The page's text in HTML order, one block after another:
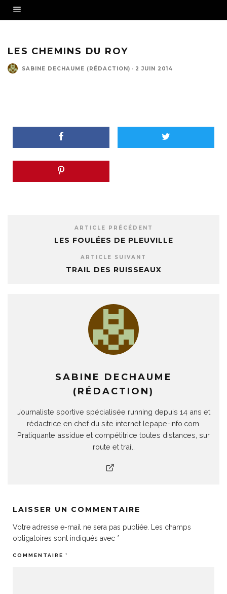
LES CHEMINS DU ROY
SABINE DECHAUME (RÉDACTION) · 2 JUIN 2014
ARTICLE PRÉCÉDENT
LES FOULÉES DE PLEUVILLE
ARTICLE SUIVANT
TRAIL DES RUISSEAUX
SABINE DECHAUME
(RÉDACTION)
Journaliste sportive spécialisée running depuis 14 ans et
rédactrice en chef du site internet lepape-info.com.
Pratiquante assidue et compétitrice toutes distances, sur
route et trail.
LAISSER UN COMMENTAIRE
Votre adresse e-mail ne sera pas publiée.
Les champs
obligatoires sont indiqués avec *
COMMENTAIRE *